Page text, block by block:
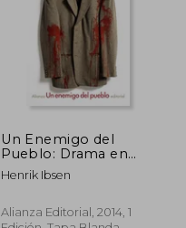
Un Enemigo del
Pueblo: Drama en
Cinco Actos
Henrik Ibsen
Alianza Editorial, 2014, 1